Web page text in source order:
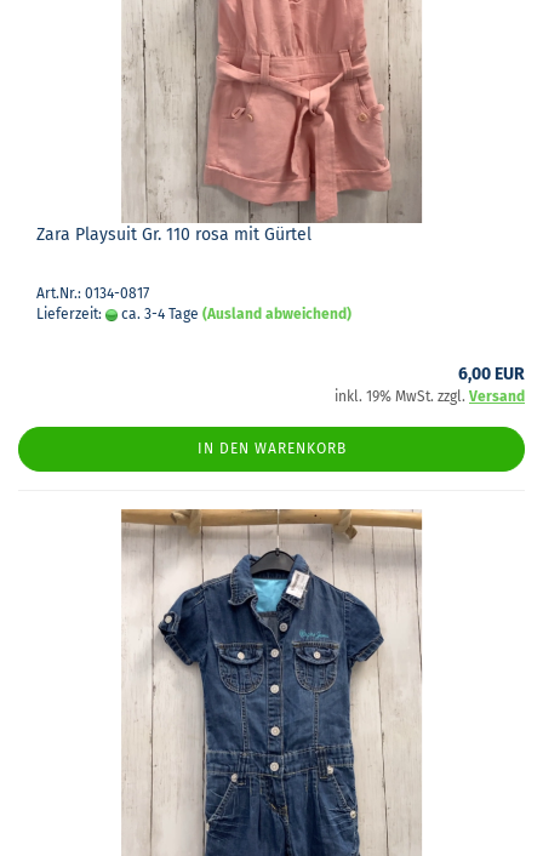
Zara Play­suit Gr. 110 rosa mit Gür­tel
Art.Nr.: 0134-0817
Lieferzeit:
ca. 3-4 Tage (Ausland abweichend)
6,00 EUR
inkl. 19% MwSt. zzgl. Versand
IN DEN WARENKORB